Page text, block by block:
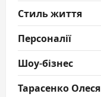
Стиль життя
Персоналії
Шоу-бізнес
Тарасенко Олеся